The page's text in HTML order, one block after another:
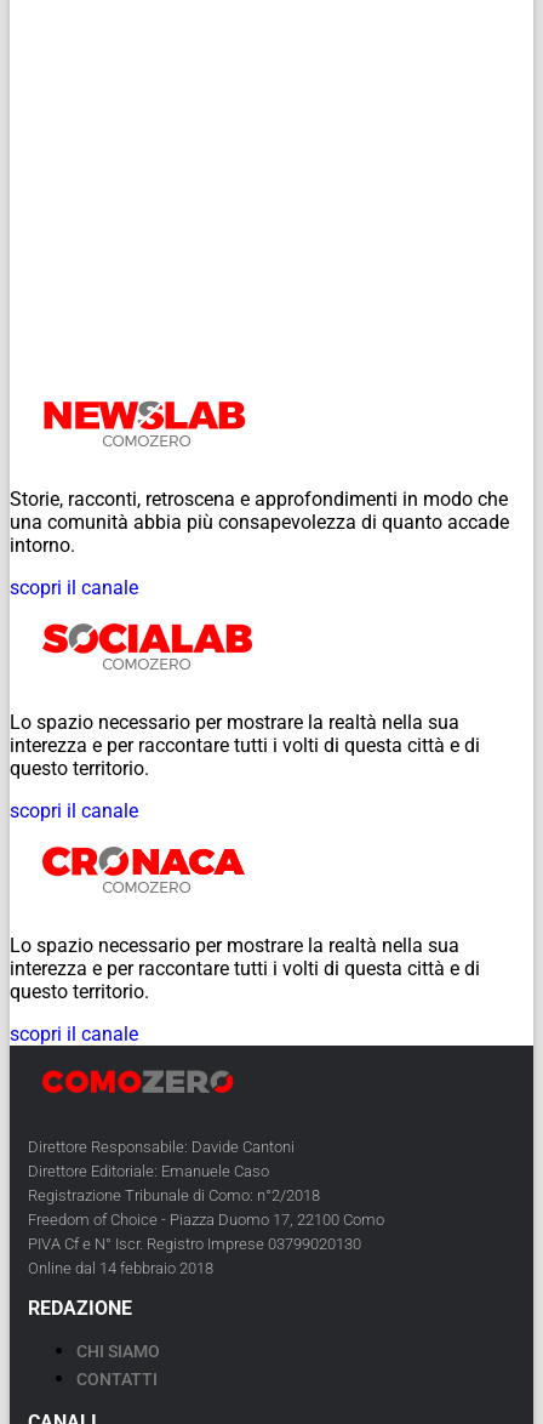
Storie, racconti, retroscena e approfondimenti in modo che
una comunità abbia più consapevolezza di quanto accade
intorno.
scopri il canale
Lo spazio necessario per mostrare la realtà nella sua
interezza e per raccontare tutti i volti di questa città e di
questo territorio.
scopri il canale
Lo spazio necessario per mostrare la realtà nella sua
interezza e per raccontare tutti i volti di questa città e di
questo territorio.
scopri il canale
Direttore Responsabile: Davide Cantoni
Direttore Editoriale: Emanuele Caso
Registrazione Tribunale di Como: n°2/2018
Freedom of Choice - Piazza Duomo 17, 22100 Como
PIVA Cf e N° Iscr. Registro Imprese 03799020130
Online dal 14 febbraio 2018
REDAZIONE
CHI SIAMO
CONTATTI